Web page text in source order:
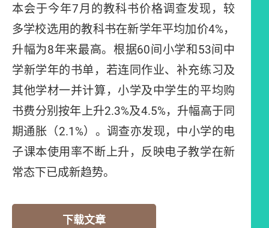
本会于今年7月的教科书价格调查发现，较
多学校选用的教科书在新学年平均加价4%，
升幅为8年来最高。根据60间小学和53间中
学新学年的书单，若连同作业、补充练习及
其他学材一并计算，小学及中学生的平均购
书费分别按年上升2.3%及4.5%，升幅高于同
期通胀（2.1%）。调查亦发现，中小学的电
子课本使用率不断上升，反映电子教学在新
常态下已成新趋势。
下载文章